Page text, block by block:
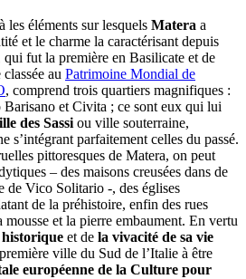
les éléments sur lesquels Matera a
et le charme la caractérisant depuis
fut la première en Basilicate et de
au Patrimoine Mondial de
, comprend trois quartiers magnifiques :
Barisano et Civita ; ce sont eux qui lui
des Sassi ou ville souterraine,
s’intégrant parfaitement celles du passé.
pittoresques de Matera, on peut
– des maisons creusées dans de
de Vico Solitario -, des églises
de la préhistoire, enfin des rues
mousse et la pierre embaument. En vertu
et de la vivacité de sa vie
ville du Sud de l’Italie à être
européenne de la Culture pour